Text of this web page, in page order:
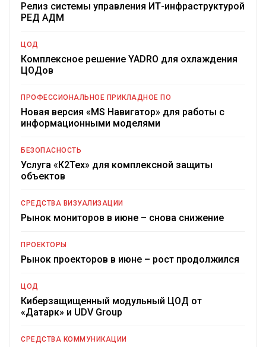
Релиз системы управления ИТ-инфраструктурой
РЕД АДМ
ЦОД
Комплексное решение YADRO для охлаждения
ЦОДов
ПРОФЕССИОНАЛЬНОЕ ПРИКЛАДНОЕ ПО
Новая версия «MS Навигатор» для работы с
информационными моделями
БЕЗОПАСНОСТЬ
Услуга «К2Тех» для комплексной защиты
объектов
СРЕДСТВА ВИЗУАЛИЗАЦИИ
Рынок мониторов в июне – снова снижение
ПРОЕКТОРЫ
Рынок проекторов в июне – рост продолжился
ЦОД
Киберзащищенный модульный ЦОД от
«Датарк» и UDV Group
СРЕДСТВА КОММУНИКАЦИИ